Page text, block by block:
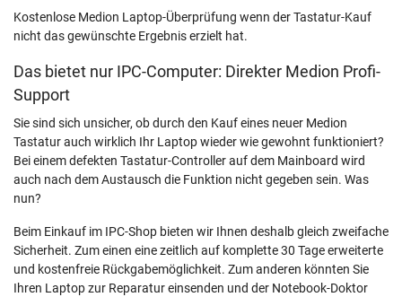
Kostenlose Medion Laptop-Überprüfung wenn der Tastatur-Kauf
nicht das gewünschte Ergebnis erzielt hat.
Das bietet nur IPC-Computer: Direkter Medion Profi-
Support
Sie sind sich unsicher, ob durch den Kauf eines neuer Medion
Tastatur auch wirklich Ihr Laptop wieder wie gewohnt funktioniert?
Bei einem defekten Tastatur-Controller auf dem Mainboard wird
auch nach dem Austausch die Funktion nicht gegeben sein. Was
nun?
Beim Einkauf im IPC-Shop bieten wir Ihnen deshalb gleich zweifache
Sicherheit. Zum einen eine zeitlich auf komplette 30 Tage erweiterte
und kostenfreie Rückgabemöglichkeit. Zum anderen könnten Sie
Ihren Laptop zur Reparatur einsenden und der Notebook-Doktor